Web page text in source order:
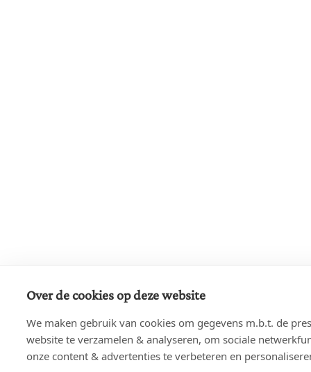
Over de cookies op deze website
We maken gebruik van cookies om gegevens m.b.t. de
website te verzamelen & analyseren, om sociale
onze content & advertenties te verbeteren en